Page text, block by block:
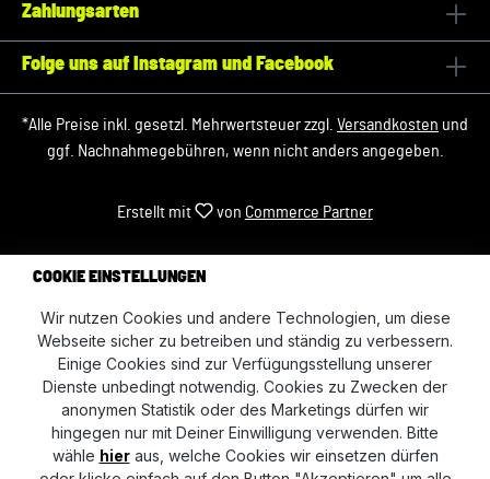
Zahlungsarten
Folge uns auf Instagram und Facebook
*Alle Preise inkl. gesetzl. Mehrwertsteuer zzgl. Versandkosten und
ggf. Nachnahmegebühren, wenn nicht anders angegeben.
Erstellt mit von Commerce Partner
COOKIE EINSTELLUNGEN
Wir nutzen Cookies und andere Technologien, um diese
Webseite sicher zu betreiben und ständig zu verbessern.
Einige Cookies sind zur Verfügungsstellung unserer
Dienste unbedingt notwendig. Cookies zu Zwecken der
anonymen Statistik oder des Marketings dürfen wir
hingegen nur mit Deiner Einwilligung verwenden. Bitte
wähle hieraus, welche Cookies wir einsetzen dürfen